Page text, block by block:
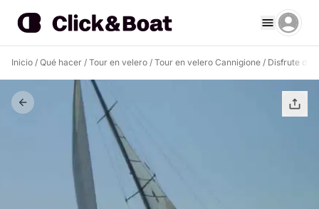
Inicio / Qué hacer / Tour en velero / Tour en velero Cannigione / Disfrute de